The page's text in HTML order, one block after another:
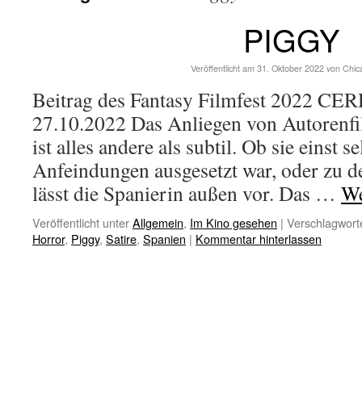
PIGGY
Veröffentlicht am 31. Oktober 2022 von
Beitrag des Fantasy Filmfest 2022
27.10.2022 Das Anliegen von
ist alles andere als subtil. Ob sie einst
Anfeindungen ausgesetzt war, oder zu
lässt die Spanierin außen vor. Das …
Veröffentlicht unterAllgemein, Im Kino gesehen |
Horror, Piggy, Satire, Spanien | Kommentar hinterlassen